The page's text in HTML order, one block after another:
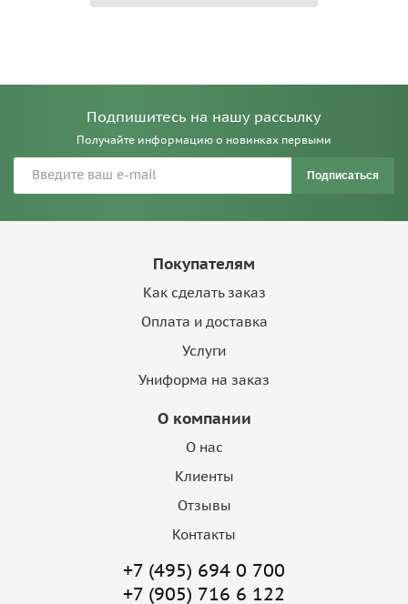
Подпишитесь на нашу рассылку
Получайте информацию о новинках первыми
Подписаться
Покупателям
Как сделать заказ
Оплата и доставка
Услуги
Униформа на заказ
О компании
О нас
Клиенты
Отзывы
Контакты
+7 (495) 694 0 700
+7 (905) 716 6 122